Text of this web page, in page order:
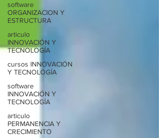
software
ORGANIZACION Y
ESTRUCTURA
articulo
INNOVACIÓN Y
TECNOLOGÍA
cursos INNOVACIÓN
Y TECNOLOGÍA
software
INNOVACIÓN Y
TECNOLOGÍA
articulo
PERMANENCIA Y
CRECIMIENTO